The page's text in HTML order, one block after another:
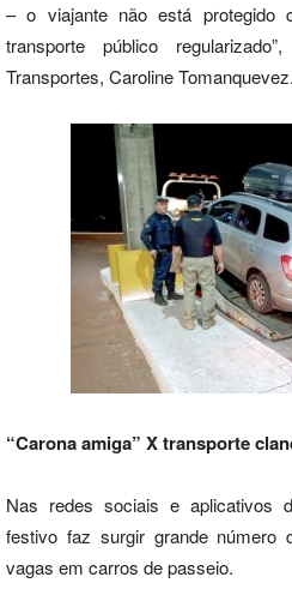
– o viajante não está protegido
transporte público
Transportes, Caroline Tomanquevez.
“Carona amiga” X transporte
Nas redes sociais e aplicativos
festivo faz surgir grande número
vagas em carros de passeio.